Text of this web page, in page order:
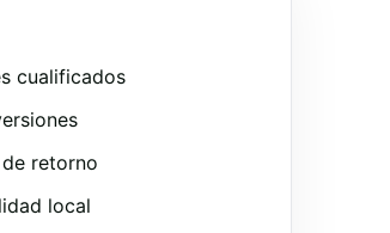
cualificados
retorno
local